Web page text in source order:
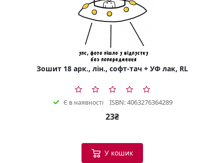
Зошит 18 арк., лін., софт-тач + УФ лак, RL
Є в наявності ISBN: 4063276364289
23₴
У кошик